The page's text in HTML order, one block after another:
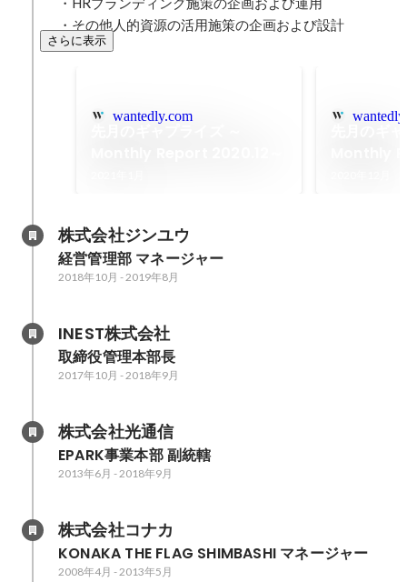
・その他人的資源の活用施策の企画および設計
さらに表示
wantedly.com
株式会社ジンユウ
経営管理部 マネージャー
2018年10月 - 2019年8月
INEST株式会社
取締役管理本部長
2017年10月 - 2018年9月
株式会社光通信
EPARK事業本部 副統轄
2013年6月 - 2018年9月
株式会社コナカ
KONAKA THE FLAG SHIMBASHI マネージャー
2008年4月 - 2013年5月